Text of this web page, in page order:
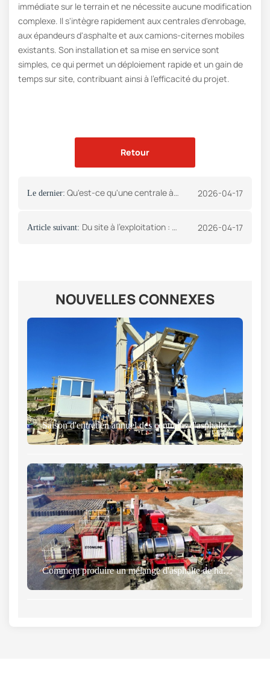
immédiate sur le terrain et ne nécessite aucune modification
complexe. Il s'intègre rapidement aux centrales d'enrobage,
aux épandeurs d'asphalte et aux camions-citernes mobiles
existants. Son installation et sa mise en service sont
simples, ce qui permet un déploiement rapide et un gain de
temps sur site, contribuant ainsi à l'efficacité du projet.
Retour
Le dernier: Qu'est-ce qu'une centrale à béton ? 2026-04-17
Article suivant: Du site à l'exploitation : comment choisir l'agencement d'une centrale d'enrobage 2026-04-17
NOUVELLES CONNEXES
Saison d'entretien annuel des centrales d'asphalte
Comment produire un mélange d'asphalte de haute qualité